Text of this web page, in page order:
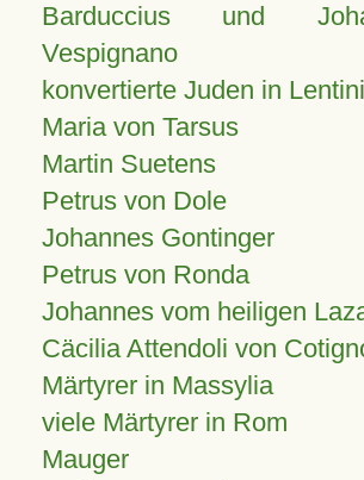
Barduccius und
Vespignano
konvertierte Juden in Lentini
Maria von Tarsus
Martin Suetens
Petrus von Dole
Johannes Gontinger
Petrus von Ronda
Johannes vom heiligen
Cäcilia Attendoli von
Märtyrer in Massylia
viele Märtyrer in Rom
Mauger